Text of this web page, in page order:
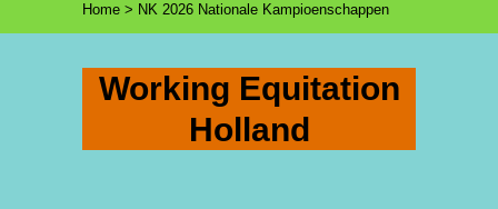
Home > NK 2026 Nationale Kampioenschappen
Working Equitation
Holland